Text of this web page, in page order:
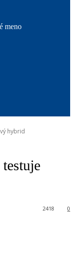
meno
hybrid
0
2418